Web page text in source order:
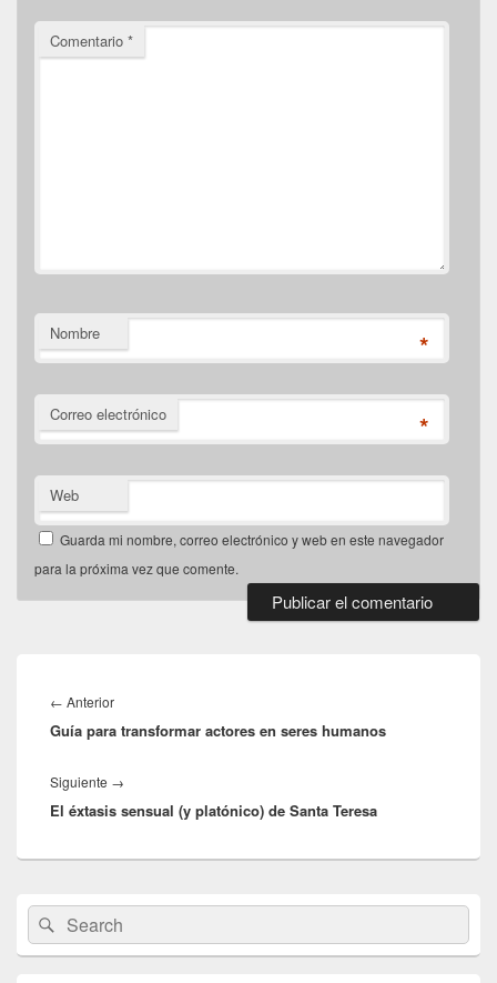
Comentario *
Nombre *
Correo electrónico *
Web
Guarda mi nombre, correo electrónico y web en este navegador
para la próxima vez que comente.
de
entradas
← AnteriorEntrada
anterior:
Guía para transformar actores en seres humanos
Siguiente →
siguiente:
El éxtasis sensual (y platónico) de Santa Teresa
área
de
widget
Buscar
por:
Buscar